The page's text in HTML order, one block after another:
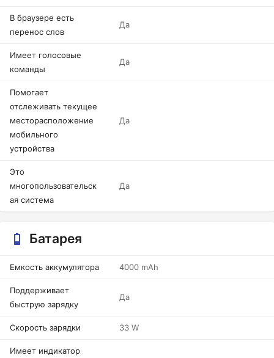
В браузере есть
перенос слов
Да
Имеет голосовые
команды
Да
Помогает
отслеживать текущее
месторасположение
мобильного
устройства
Да
Это
многопользовательск
ая система
Да
Батарея
Емкость аккумулятора 4000 mAh
Поддерживает
быструю зарядку
Да
Скорость зарядки 33 W
Имеет индикатор